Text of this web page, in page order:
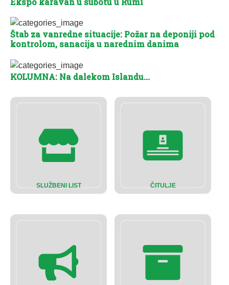
SLUŽBENI LIST ČITULJE
Štab za vanredne situacije: Požar na deponiji pod
kontrolom, sanacija u narednim danima
KOLUMNA: Na dalekom Islandu…